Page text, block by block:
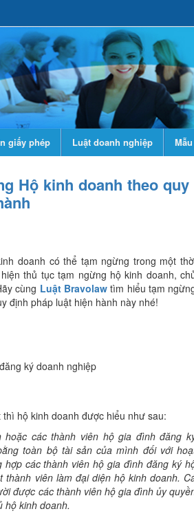
giấy phép Luật doanh nghiệp
Hộ kinh doanh theo quy
doanh có thể tạm ngừng trong một
thủ tục tạm ngừng hộ kinh doanh,
cùng Luật Bravolawtìm hiểu tạm
định pháp luật hiện hành này nhé!
ký doanh nghiệp
hộ kinh doanh được hiểu như sau:
các thành viên hộ gia đình đăng
toàn bộ tài sản của mình đối với
các thành viên hộ gia đình đăng ký
viên làm đại diện hộ kinh doanh.
được các thành viên hộ gia đình ủy
hộ kinh doanh.